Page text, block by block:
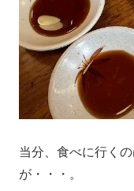
当分、食べに行く
が・・・。